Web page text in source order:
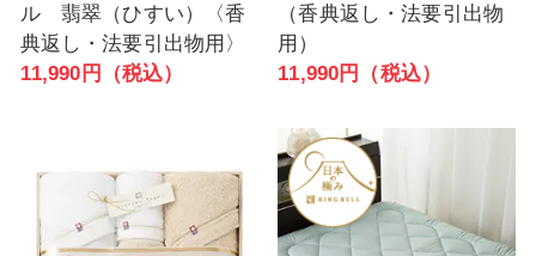
ル 翡翠（ひすい）〈香
典返し・法要引出物用〉
11,990円（税込）
（香典返し・法要引出物
用）
11,990円（税込）